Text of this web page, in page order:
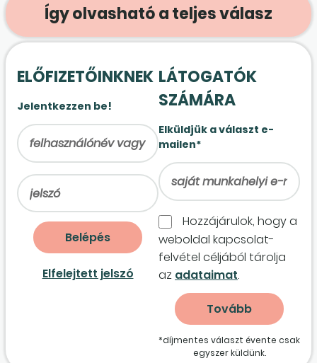
Így olvasható a teljes válasz
ELŐFIZETŐINKNEK
Jelentkezzen be!
Elfelejtett jelszó
LÁTOGATÓK
SZÁMÁRA
Elküldjük a választ e-
mailen*
Hozzájárulok, hogy a
weboldal kapcso­lat­
felvétel céljából tárolja
az adataimat.
*díjmentes választ évente csak
egyszer küldünk.